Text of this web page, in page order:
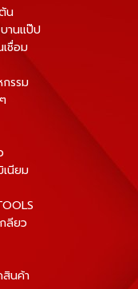
น
านแป๊ป
ชื่อม
รรม
นียม
ลียว
นค้า